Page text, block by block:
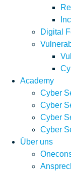
Digital
Academy
Cyber
Cyber
Cyber
Cyber
Über uns